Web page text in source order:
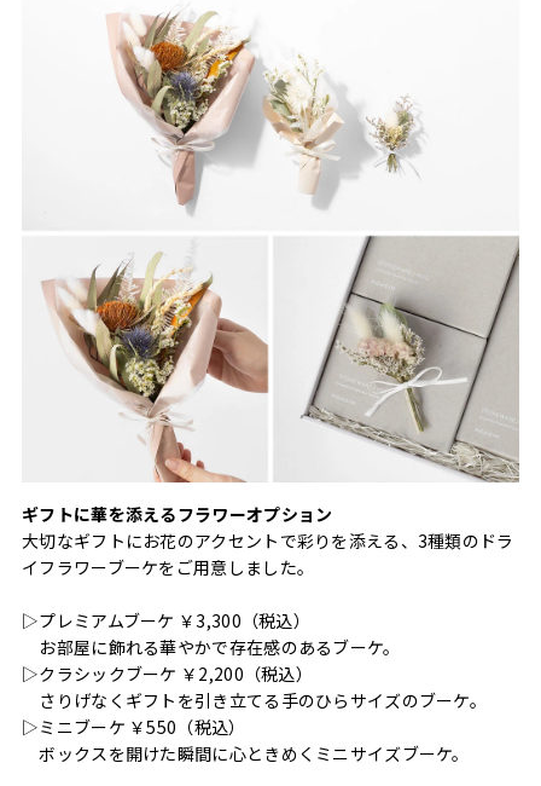
ギフトに華を添えるフラワーオプション
大切なギフトにお花のアクセントで彩りを添える、3種類のドラ
イフラワーブーケをご用意しました。
▷プレミアムブーケ ￥3,300（税込）
お部屋に飾れる華やかで存在感のあるブーケ。
▷クラシックブーケ ￥2,200（税込）
さりげなくギフトを引き立てる手のひらサイズのブーケ。
▷ミニブーケ ￥550（税込）
ボックスを開けた瞬間に心ときめくミニサイズブーケ。